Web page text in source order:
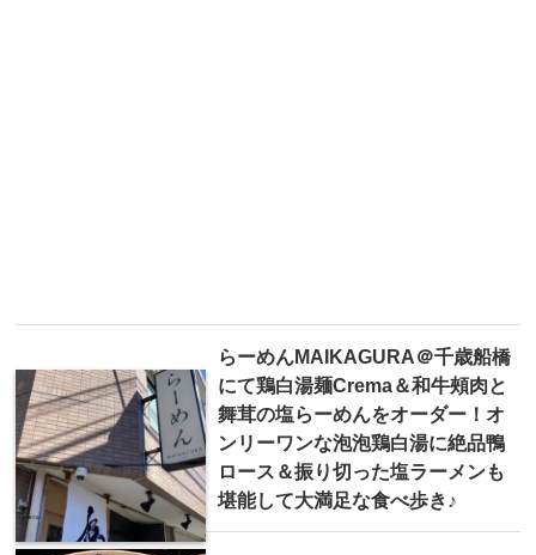
らーめんMAIKAGURA＠千歳船橋
にて鶏白湯麺Crema＆和牛頰肉と
舞茸の塩らーめんをオーダー！オ
ンリーワンな泡泡鶏白湯に絶品鴨
ロース＆振り切った塩ラーメンも
堪能して大満足な食べ歩き♪